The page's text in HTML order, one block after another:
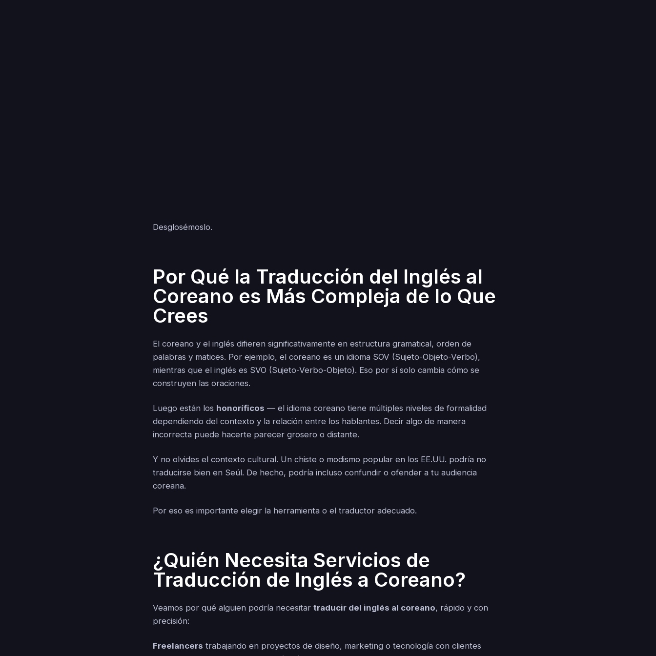
Desglosémoslo.
Por Qué la Traducción del Inglés al
Coreano es Más Compleja de lo Que
Crees
El coreano y el inglés difieren significativamente en estructura gramatical, orden de
palabras y matices. Por ejemplo, el coreano es un idioma SOV (Sujeto-Objeto-Verbo),
mientras que el inglés es SVO (Sujeto-Verbo-Objeto). Eso por sí solo cambia cómo se
construyen las oraciones.
Luego están los honoríficos — el idioma coreano tiene múltiples niveles de formalidad
dependiendo del contexto y la relación entre los hablantes. Decir algo de manera
incorrecta puede hacerte parecer grosero o distante.
Y no olvides el contexto cultural. Un chiste o modismo popular en los EE.UU. podría no
traducirse bien en Seúl. De hecho, podría incluso confundir o ofender a tu audiencia
coreana.
Por eso es importante elegir la herramienta o el traductor adecuado.
¿Quién Necesita Servicios de
Traducción de Inglés a Coreano?
Veamos por qué alguien podría necesitartraducir del inglés al coreano, rápido y con
precisión:
Freelancers trabajando en proyectos de diseño, marketing o tecnología con clientes